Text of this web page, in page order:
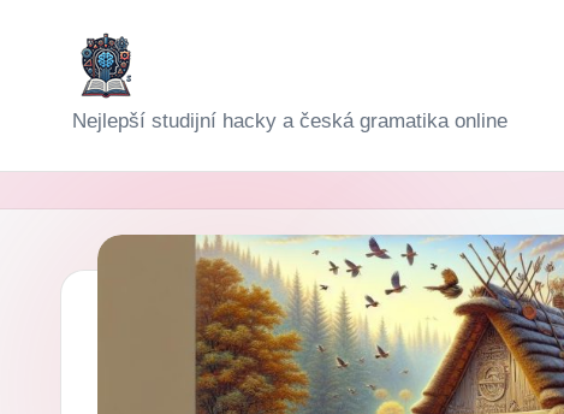
D
i
i-
Nejlepší studijní hacky a česká gramatika online